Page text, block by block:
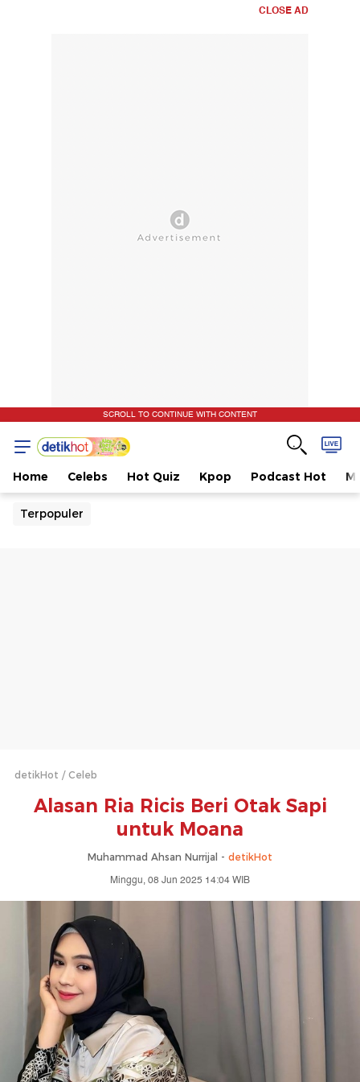
CLOSE AD
SCROLL TO CONTINUE WITH CONTENT
Home Celebs Hot Quiz Kpop Podcast Hot
Terpopuler
detikHot Celeb
Alasan Ria Ricis Beri Otak Sapi
untuk Moana
Muhammad Ahsan Nurrijal - detikHot
Minggu, 08 Jun 2025 14:04 WIB